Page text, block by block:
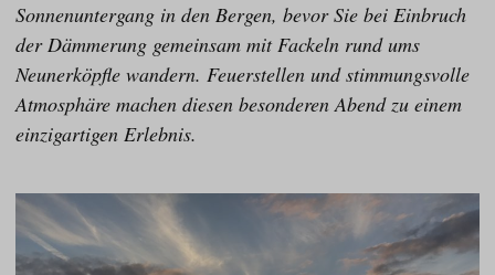
Sonnenuntergang in den Bergen, bevor Sie bei Einbruch
der Dämmerung gemeinsam mit Fackeln rund ums
Neunerköpfle wandern. Feuerstellen und stimmungsvolle
Atmosphäre machen diesen besonderen Abend zu einem
einzigartigen Erlebnis.